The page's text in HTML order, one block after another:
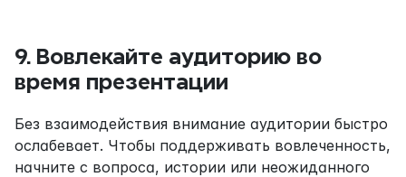
9. Вовлекайте аудиторию во
время презентации
Без взаимодействия внимание аудитории быстро
ослабевает. Чтобы поддерживать вовлеченность,
начните с вопроса, истории или неожиданного